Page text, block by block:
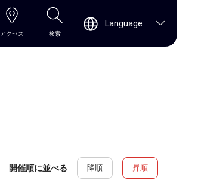
アクセス 検索
Language
開催順に並べる 降順 昇順